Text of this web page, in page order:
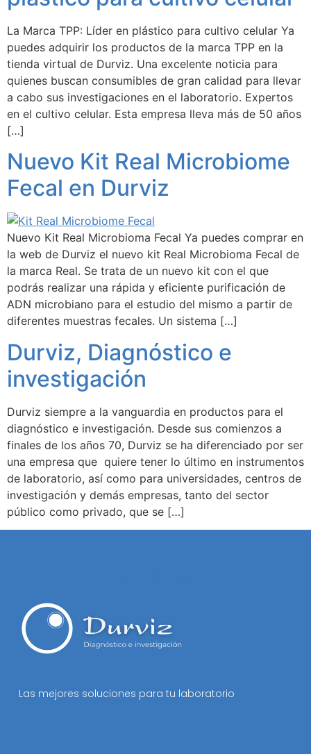
La Marca TPP: Líder en plástico para cultivo celular Ya
puedes adquirir los productos de la marca TPP en la
tienda virtual de Durviz. Una excelente noticia para
quienes buscan consumibles de gran calidad para llevar
a cabo sus investigaciones en el laboratorio. Expertos
en el cultivo celular. Esta empresa lleva más de 50 años
[…]
Nuevo Kit Real Microbiome
Fecal en Durviz
Nuevo Kit Real Microbioma Fecal Ya puedes comprar en
la web de Durviz el nuevo kit Real Microbioma Fecal de
la marca Real. Se trata de un nuevo kit con el que
podrás realizar una rápida y eficiente purificación de
ADN microbiano para el estudio del mismo a partir de
diferentes muestras fecales. Un sistema […]
Durviz, Diagnóstico e
investigación
Durviz siempre a la vanguardia en productos para el
diagnóstico e investigación. Desde sus comienzos a
finales de los años 70, Durviz se ha diferenciado por ser
una empresa que quiere tener lo último en instrumentos
de laboratorio, así como para universidades, centros de
investigación y demás empresas, tanto del sector
público como privado, que se […]
Las mejores soluciones para tu laboratorio